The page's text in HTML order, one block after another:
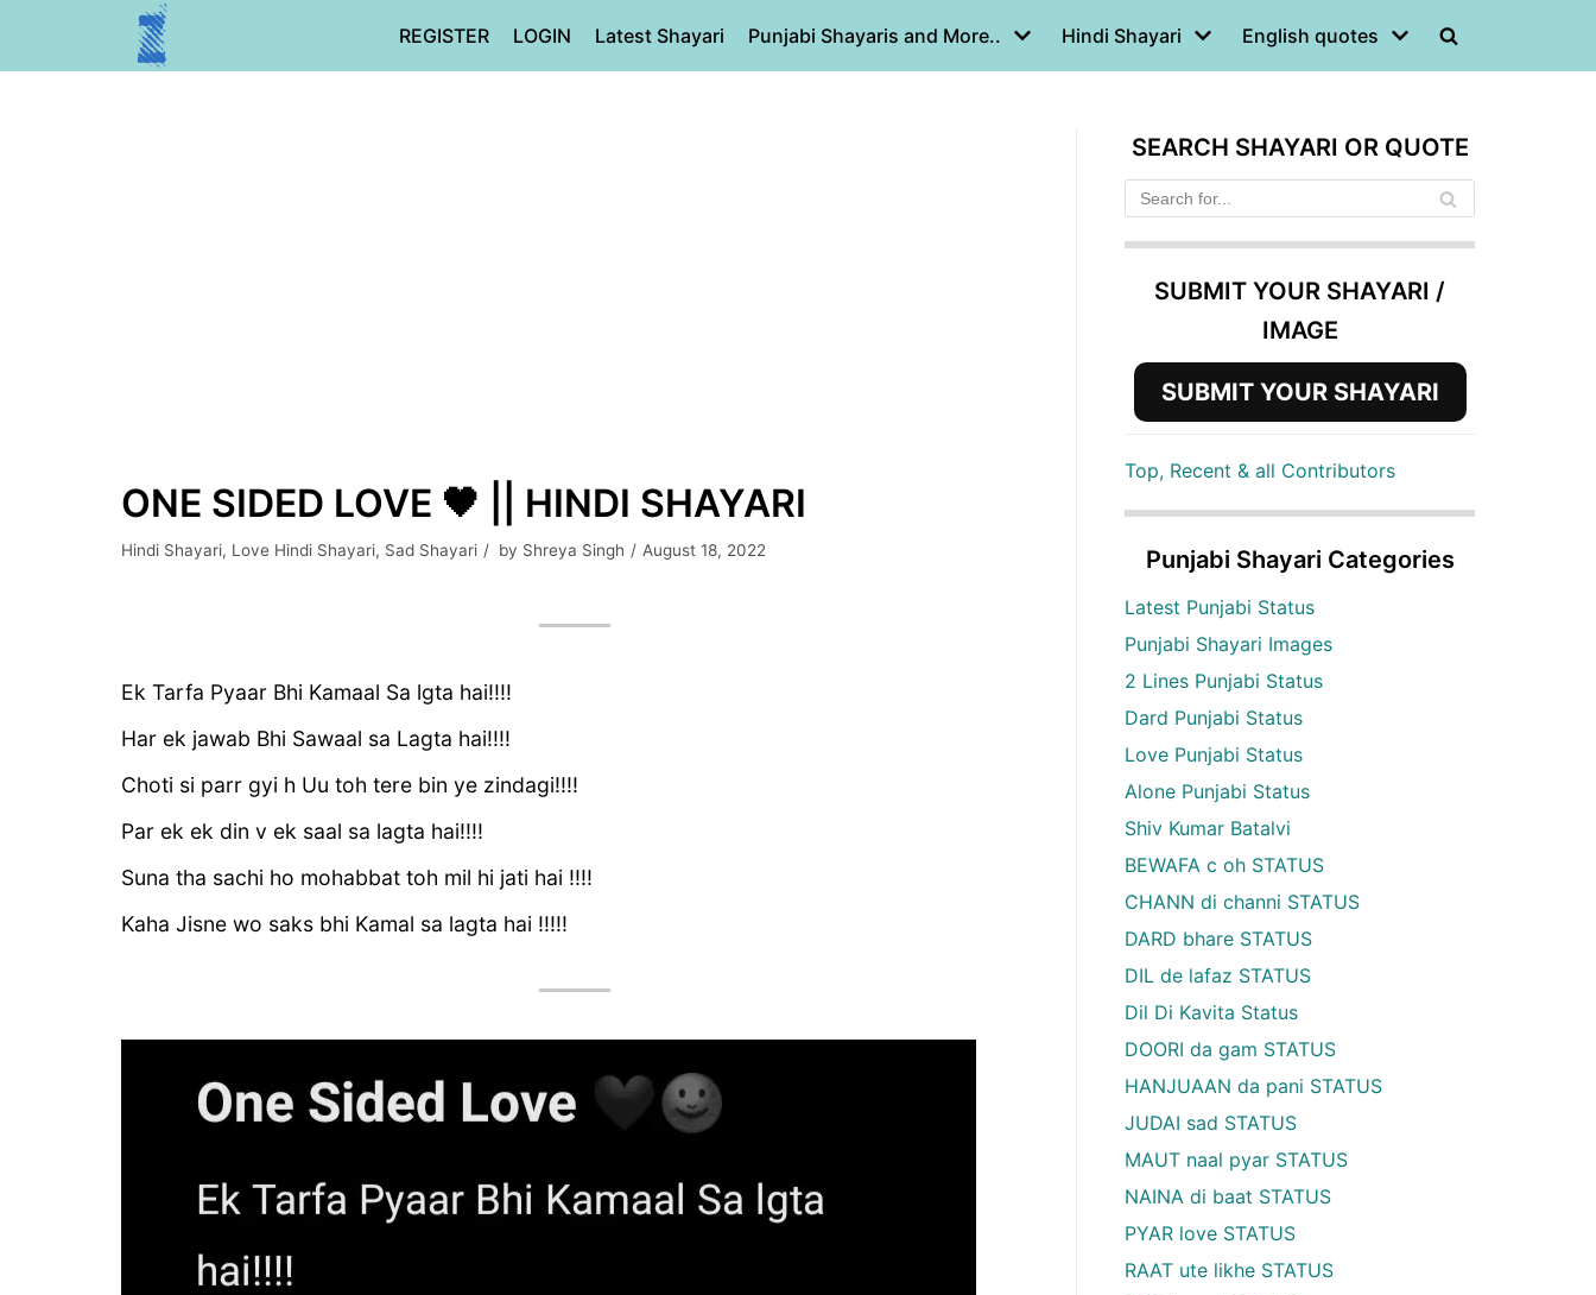
REGISTER LOGIN Latest Shayari Punjabi Shayaris and More.. Hindi Shayari English quotes
ONE SIDED LOVE 🖤 || HINDI SHAYARI
Hindi Shayari, Love Hindi Shayari, Sad Shayari by Shreya Singh August 18, 2022
Ek Tarfa Pyaar Bhi Kamaal Sa lgta hai!!!!
Har ek jawab Bhi Sawaal sa Lagta hai!!!!
Choti si parr gyi h Uu toh tere bin ye zindagi!!!!
Par ek ek din v ek saal sa lagta hai!!!!
Suna tha sachi ho mohabbat toh mil hi jati hai !!!!
Kaha Jisne wo saks bhi Kamal sa lagta hai !!!!!
SEARCH SHAYARI OR QUOTE
SUBMIT YOUR SHAYARI /
IMAGE
SUBMIT YOUR SHAYARI
Top, Recent & all Contributors
Punjabi Shayari Categories
Latest Punjabi Status
Punjabi Shayari Images
2 Lines Punjabi Status
Dard Punjabi Status
Love Punjabi Status
Alone Punjabi Status
Shiv Kumar Batalvi
BEWAFA c oh STATUS
CHANN di channi STATUS
DARD bhare STATUS
DIL de lafaz STATUS
Dil Di Kavita Status
DOORI da gam STATUS
HANJUAAN da pani STATUS
JUDAI sad STATUS
MAUT naal pyar STATUS
NAINA di baat STATUS
PYAR love STATUS
RAAT ute likhe STATUS